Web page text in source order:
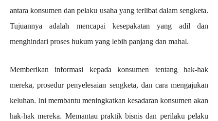
antara konsumen dan pelaku usaha yang terlibat dalam sengketa.
Tujuannya adalah mencapai kesepakatan yang adil dan
menghindari proses hukum yang lebih panjang dan mahal.
Memberikan informasi kepada konsumen tentang hak-hak
mereka, prosedur penyelesaian sengketa, dan cara mengajukan
keluhan. Ini membantu meningkatkan kesadaran konsumen akan
hak-hak mereka. Memantau praktik bisnis dan perilaku pelaku